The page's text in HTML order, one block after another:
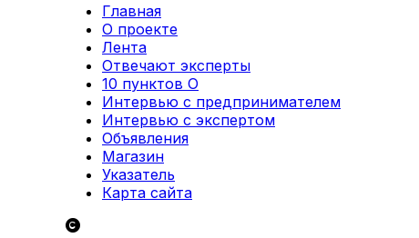
Главная
О проекте
Лента
Отвечают эксперты
10 пунктов О
Интервью с предпринимателем
Интервью с экспертом
Объявления
Магазин
Указатель
Карта сайта